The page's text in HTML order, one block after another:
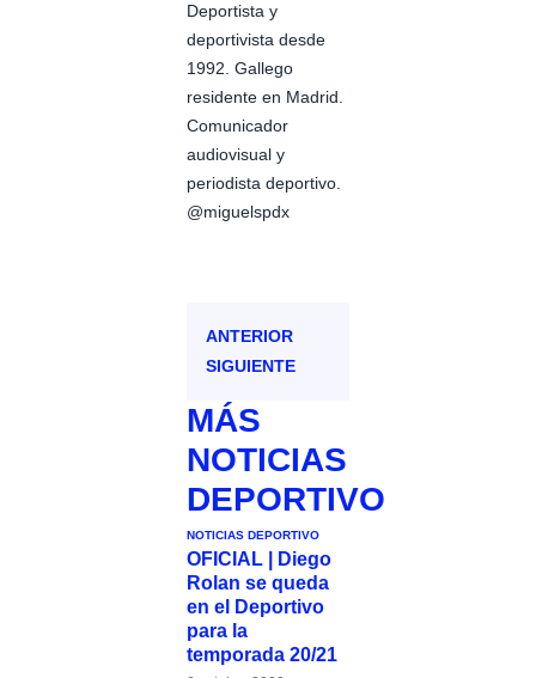
Deportista y
deportivista desde
1992. Gallego
residente en Madrid.
Comunicador
audiovisual y
periodista deportivo.
@miguelspdx
ANTERIOR
SIGUIENTE
MÁS
NOTICIAS
DEPORTIVO
NOTICIAS DEPORTIVO
OFICIAL | Diego
Rolan se queda
en el Deportivo
para la
temporada 20/21